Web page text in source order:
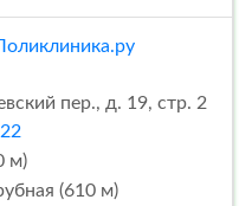
пер., д. 19, стр. 2
м)
(610 м)